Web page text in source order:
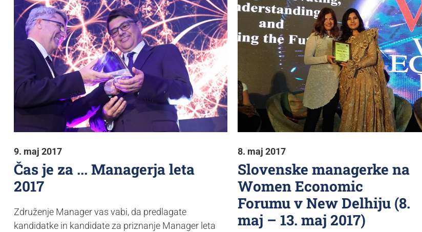
9. maj 2017
Čas je za ... Managerja leta
2017
Združenje Manager vas vabi, da predlagate
kandidatke in kandidate za priznanje Manager leta
8. maj 2017
Slovenske managerke na
Women Economic
Forumu v New Delhiju (8.
maj – 13. maj 2017)